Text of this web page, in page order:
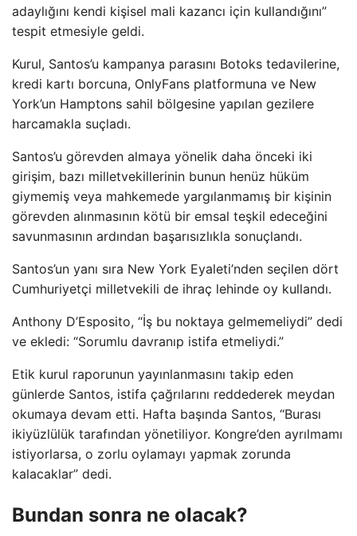
adaylığını kendi kişisel mali kazancı için kullandığını”
tespit etmesiyle geldi.
Kurul, Santos’u kampanya parasını Botoks tedavilerine,
kredi kartı borcuna, OnlyFans platformuna ve New
York’un Hamptons sahil bölgesine yapılan gezilere
harcamakla suçladı.
Santos’u görevden almaya yönelik daha önceki iki
girişim, bazı milletvekillerinin bunun henüz hüküm
giymemiş veya mahkemede yargılanmamış bir kişinin
görevden alınmasının kötü bir emsal teşkil edeceğini
savunmasının ardından başarısızlıkla sonuçlandı.
Santos’un yanı sıra New York Eyaleti’nden seçilen dört
Cumhuriyetçi milletvekili de ihraç lehinde oy kullandı.
Anthony D’Esposito, “İş bu noktaya gelmemeliydi” dedi
ve ekledi: “Sorumlu davranıp istifa etmeliydi.”
Etik kurul raporunun yayınlanmasını takip eden
günlerde Santos, istifa çağrılarını reddederek meydan
okumaya devam etti. Hafta başında Santos, “Burası
ikiyüzlülük tarafından yönetiliyor. Kongre’den ayrılmamı
istiyorlarsa, o zorlu oylamayı yapmak zorunda
kalacaklar” dedi.
Bundan sonra ne olacak?